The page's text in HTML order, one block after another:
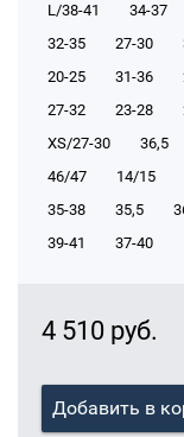
L/38-41
34-37
32-35
27-30
20-25
31-36
27-32
23-28
XS/27-30
36,5
46/47
14/15
35-38
35,5
39-41
37-40
4 510 руб.
Добавить в